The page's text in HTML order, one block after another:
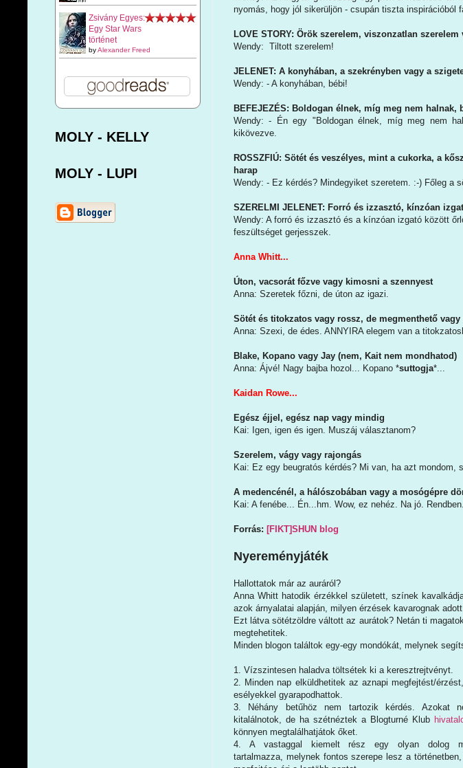
nyomás, hogy jól sikerüljön - csupán tiszta inspirációból
LOVE STORY: Örök szerelem, viszonzatlan
Wendy: Tiltott szerelem!
JELENET: A konyhában, a szekrényben vagy a
Wendy: - A konyhában, bébi!
BEFEJEZÉS: Boldogan élnek, míg meg nem
Wendy: - Én egy "Boldogan élnek, míg meg nem
kikövezve.
ROSSZFIÚ: Sötét és veszélyes, mint a cukorka, a
harap
Wendy: - Ez kérdés? Mindegyiket szeretem. :-) Főleg a
SZERELMI JELENET: Forró és izzasztó, kínzóan
Wendy: A forró és izzasztó és a kínzóan izgató között
feszültséget gerjesszek.
Anna Whitt...
Úton, vacsorát főzve vagy kimosni a szennyest
Anna: Szeretek főzni, de úton az igazi.
Sötét és titokzatos vagy rossz, de megmenthető vagy
Anna: Szexi, de édes. ANNYIRA elegem van a
Blake, Kopano vagy Jay (nem, Kait nem mondhatod)
Anna: Ájvé! Nagy bajba hozol... Kopano *suttogja*...
Kaidan Rowe...
Egész éjjel, egész nap vagy mindig
Kai: Igen, igen és igen. Muszáj választanom?
Szerelem, vágy vagy rajongás
Kai: Ez egy beugratós kérdés? Mi van, ha azt mondom,
A medencénél, a hálószobában vagy a mosógépre
Kai: A fenébe... Én...hm. Wow, ez nehéz. Na jó.
Forrás: [FIKT]SHUN blog
Nyereményjáték
Hallottatok már az auráról?
Anna Whitt hatodik érzékkel született, színek
azok árnyalatai alapján, milyen érzések kavarognak
Ezt látva sötétzöldre váltott az aurátok? Netán ti
megtehetitek.
Minden blogon találtok egy-egy mondókát, melynek
1. Vízszintesen haladva töltsétek ki a keresztrejtvényt.
2. Minden nap elküldhetitek az aznapi megfejtést/
esélyekkel gyarapodhattok.
3. Néhány betűhöz nem tartozik kérdés. Azokat
kitalálnotok, de ha szétnéztek a Blogturné Klub
könnyen megtalálhatjátok őket.
4. A vastaggal kiemelt rész egy olyan dolog
tartalmazza, melynek fontos szerepe lesz a
Zsivány Egyes:
Egy Star Wars
történet
byAlexander Freed
MOLY - KELLY
MOLY - LUPI